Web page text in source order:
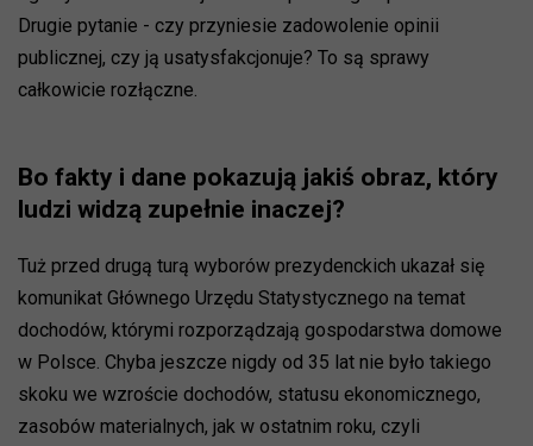
Drugie pytanie - czy przyniesie zadowolenie opinii
publicznej, czy ją usatysfakcjonuje? To są sprawy
całkowicie rozłączne.
Bo fakty i dane pokazują jakiś obraz, który
ludzi widzą zupełnie inaczej?
Tuż przed drugą turą wyborów prezydenckich ukazał się
komunikat Głównego Urzędu Statystycznego na temat
dochodów, którymi rozporządzają gospodarstwa domowe
w Polsce. Chyba jeszcze nigdy od 35 lat nie było takiego
skoku we wzroście dochodów, statusu ekonomicznego,
zasobów materialnych, jak w ostatnim roku, czyli